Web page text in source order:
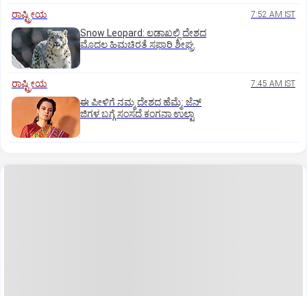
ರಾಷ್ಟ್ರೀಯ 7:52 AM IST
Snow Leopard: ಲಡಾಖಲ್ಲಿ ದೇಶದ
ಮೊದಲ ಹಿಮಚಿರತೆ ಸಫಾರಿ ಶೀಘ್ರ
ರಾಷ್ಟ್ರೀಯ 7:45 AM IST
ಈ ಪೀಳಿಗೆ ನಮ್ಮ ದೇಶದ ಹೆಮ್ಮೆ: ಜೆನ್‌
ಜಿಗಳ ಬಗ್ಗೆ ಸಂಸದೆ ಕಂಗನಾ ಉಲ್ಟಾ